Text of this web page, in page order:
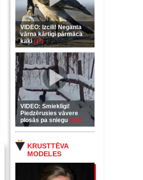
VIDEO: Izcili! Neganta
vārna kārtīgi pārmāca
kaķi(37)
VIDEO: Smieklīgi!
Piedzērusies vāvere
plosās pa sniegu (255)
KRUSTTĒVA
MODELES